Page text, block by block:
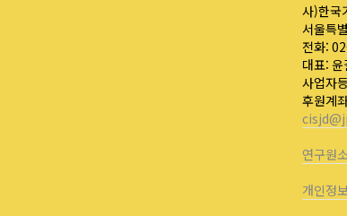
사)한국
서울특
전화:
대표:
사업자
후원계
연구원
개인정